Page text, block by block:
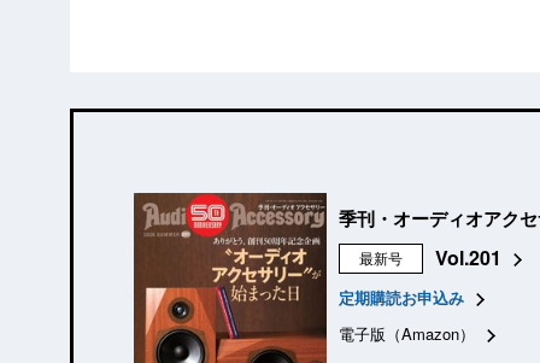
季刊・オーディオアク
最新号 Vol.201
定期購読お申込み
電子版（Amazon）